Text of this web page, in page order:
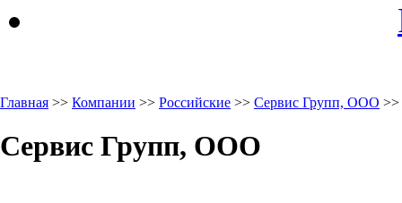
Главная >> Компании >> Российские >> Сервис Групп, ООО
Сервис Групп, ООО